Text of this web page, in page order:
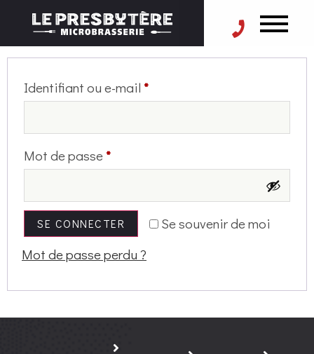
Se connecter
Identifiant ou e-mail *
Mot de passe *
Se souvenir de moi
SE CONNECTER
Mot de passe perdu ?